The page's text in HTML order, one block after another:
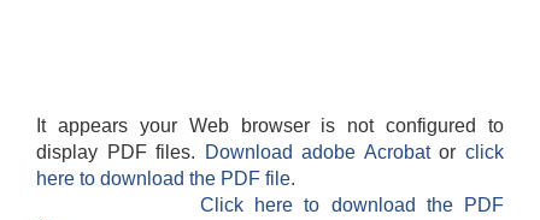
It appears your Web browser is not configured to
display PDF files.
Download adobe Acrobatorclick
here to download the PDF file.
Click here to download the PDF